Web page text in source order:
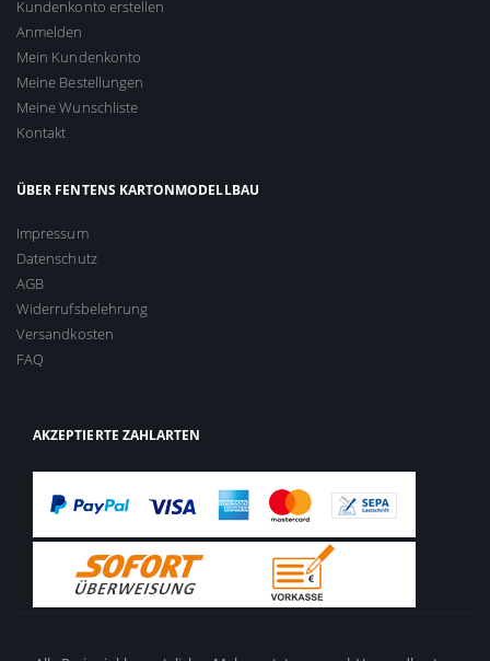
Kundenkonto erstellen
Anmelden
Mein Kundenkonto
Meine Bestellungen
Meine Wunschliste
Kontakt
ÜBER FENTENS KARTONMODELLBAU
Impressum
Datenschutz
AGB
Widerrufsbelehrung
Versandkosten
FAQ
AKZEPTIERTE ZAHLARTEN